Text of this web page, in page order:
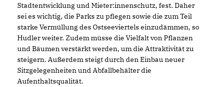
Stadtentwicklung und Mieter:innenschutz, fest. Daher
sei es wichtig, die Parks zu pflegen sowie die zum Teil
starke Vermüllung des Ostseeviertels einzudämmen, so
Hudler weiter. Zudem müsse die Vielfalt von Pflanzen
und Bäumen verstärkt werden, um die Attraktivität zu
steigern. Außerdem steigt durch den Einbau neuer
Sitzgelegenheiten und Abfallbehälter die
Aufenthaltsqualität.